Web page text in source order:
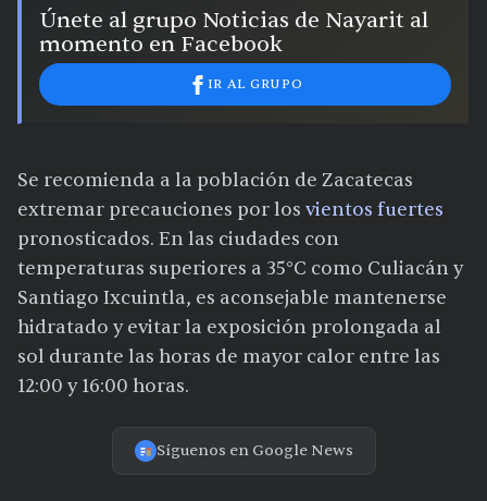
Únete al grupo Noticias de Nayarit al
momento en Facebook
IR AL GRUPO
Se recomienda a la población de Zacatecas
extremar precauciones por los vientos fuertes
pronosticados. En las ciudades con
temperaturas superiores a 35°C como Culiacán y
Santiago Ixcuintla, es aconsejable mantenerse
hidratado y evitar la exposición prolongada al
sol durante las horas de mayor calor entre las
12:00 y 16:00 horas.
Síguenos en Google News